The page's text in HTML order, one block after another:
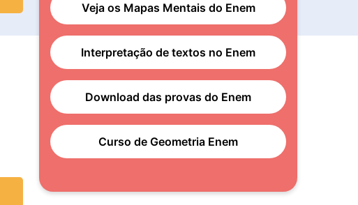
Veja os Mapas Mentais do Enem
Interpretação de textos no Enem
Download das provas do Enem
Curso de Geometria Enem